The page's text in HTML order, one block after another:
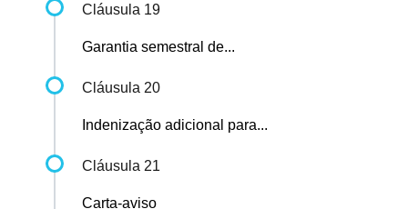
Cláusula 19
Garantia semestral de...
Cláusula 20
Indenização adicional para...
Cláusula 21
Carta-aviso